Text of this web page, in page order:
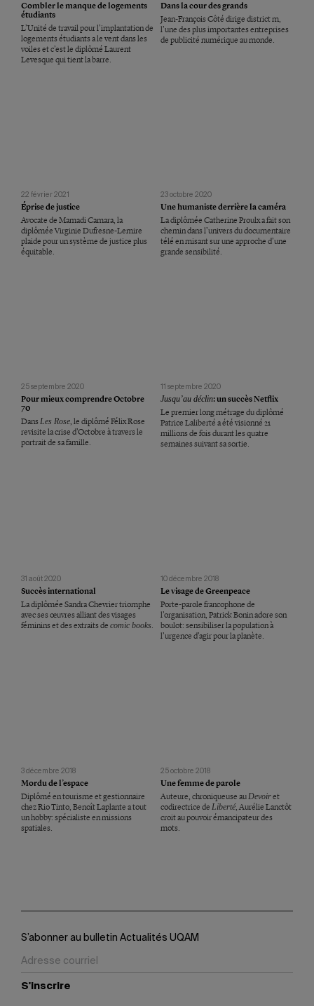
Combler le manque de logements
étudiants
L’Unité de travail pour l’implantation de
logements étudiants a le vent dans les
voiles et c’est le diplômé Laurent
Levesque qui tient la barre.
Dans la cour des grands
Jean-François Côté dirige district m,
l’une des plus importantes entreprises
de publicité numérique au monde.
22 février 2021
Éprise de justice
Avocate de Mamadi Camara, la
diplômée Virginie Dufresne-Lemire
plaide pour un système de justice plus
équitable.
23 octobre 2020
Une humaniste derrière la caméra
La diplômée Catherine Proulx a fait son
chemin dans l’univers du documentaire
télé en misant sur une approche d’une
grande sensibilité.
25 septembre 2020
Pour mieux comprendre Octobre
70
DansLes Rose, le diplômé Félix Rose
revisite la crise d’Octobre à travers le
portrait de sa famille.
11 septembre 2020
Jusqu’au déclin: un succès Netflix
Le premier long métrage du diplômé
Patrice Laliberté a été visionné 21
millions de fois durant les quatre
semaines suivant sa sortie.
31 août 2020
Succès international
La diplômée Sandra Chevrier triomphe
avec ses œuvres alliant des visages
féminins et des extraits de comic books.
10 décembre 2018
Le visage de Greenpeace
Porte-parole francophone de
l’organisation, Patrick Bonin adore son
boulot: sensibiliser la population à
l’urgence d’agir pour la planète.
3 décembre 2018
Mordu de l’espace
Diplômé en tourisme et gestionnaire
chez Rio Tinto, Benoît Laplante a tout
un hobby: spécialiste en missions
spatiales.
25 octobre 2018
Une femme de parole
Auteure, chroniqueuse au Devoiret
codirectrice de Liberté, Aurélie Lanctôt
croit au pouvoir émancipateur des
mots.
S’abonner au bulletin Actualités UQAM
S'inscrire